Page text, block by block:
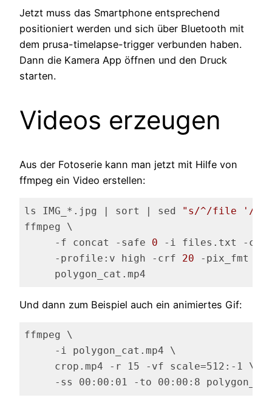
Jetzt muss das Smartphone entsprechend
positioniert werden und sich über Bluetooth mit
dem prusa-timelapse-trigger verbunden haben.
Dann die Kamera App öffnen und den Druck
starten.
Videos erzeugen
Aus der Fotoserie kann man jetzt mit Hilfe von
ffmpeg ein Video erstellen:
ls IMG_*.jpg | sort | sed "s/^/file '/
ffmpeg \
     -f concat -safe
0 -i files.txt -c:v
     -profile:v high -crf
20 -pix_fmt
Und dann zum Beispiel auch ein animiertes Gif:
ffmpeg \
     -i polygon_cat.mp4 \
     crop.mp4 -r 15 -vf scale=512:-1 \
-ss 00:00:01 -to 00:00:8